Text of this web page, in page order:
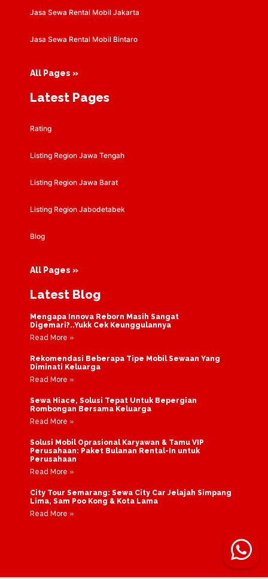
Jasa Sewa Rental Mobil Jakarta
Jasa Sewa Rental Mobil Bintaro
All Pages »
Latest Pages
Rating
Listing Region Jawa Tengah
Listing Region Jawa Barat
Listing Region Jabodetabek
Blog
All Pages »
Latest Blog
Mengapa Innova Reborn Masih Sangat
Digemari?..Yukk Cek Keunggulannya
Read More »
Rekomendasi Beberapa Tipe Mobil Sewaan Yang
Diminati Keluarga
Read More »
Sewa Hiace, Solusi Tepat Untuk Bepergian
Rombongan Bersama Keluarga
Read More »
Solusi Mobil Oprasional Karyawan & Tamu VIP
Perusahaan: Paket Bulanan Rental-In untuk
Perusahaan
Read More »
City Tour Semarang: Sewa City Car Jelajah Simpang
Lima, Sam Poo Kong & Kota Lama
Read More »